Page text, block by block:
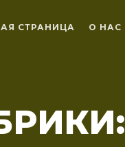
СТРАНИЦА О НАС